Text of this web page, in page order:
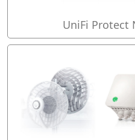
UniFi Protect